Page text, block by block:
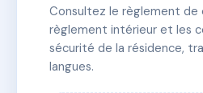
✓ Immatriculée 🏠 15 lots
📞 Contacter Syndic Digital
Consultez le règlement de
règlement intérieur et les
sécurité de la résidence,
langues.